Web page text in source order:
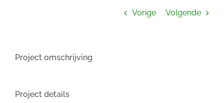
Vorige Volgende
Project omschrijving
Project details